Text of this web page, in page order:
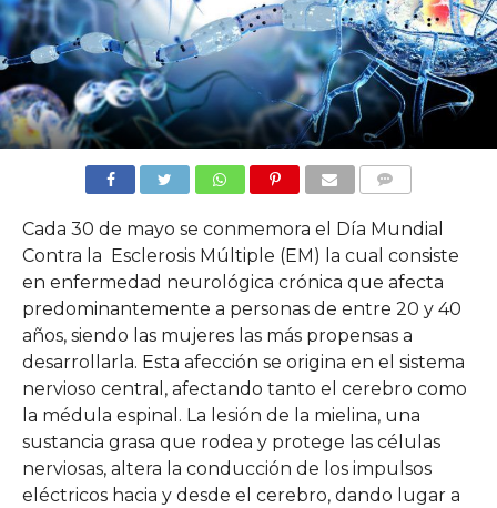
Cada 30 de mayo se conmemora el Día Mundial
Contra la Esclerosis Múltiple (EM) la cual consiste
en enfermedad neurológica crónica que afecta
predominantemente a personas de entre 20 y 40
años, siendo las mujeres las más propensas a
desarrollarla. Esta afección se origina en el sistema
nervioso central, afectando tanto el cerebro como
la médula espinal. La lesión de la mielina, una
sustancia grasa que rodea y protege las células
nerviosas, altera la conducción de los impulsos
eléctricos hacia y desde el cerebro, dando lugar a